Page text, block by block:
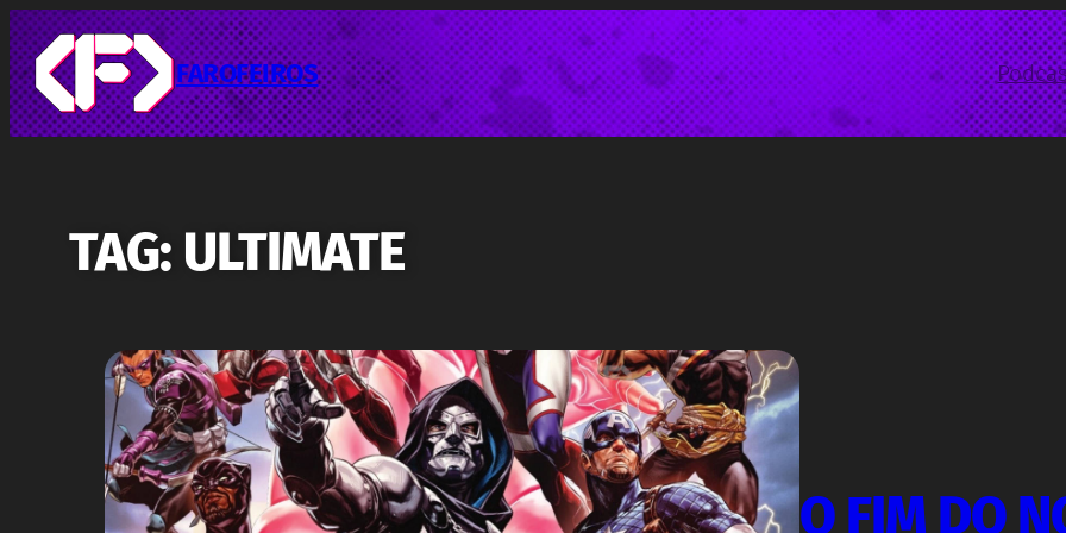
Pular
para
o
conteúdo
FAROFEIROS
TAG: ULTIMATE
O FIM DO